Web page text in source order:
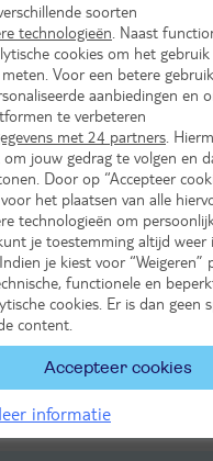
4 TUI-gasten
Alpenprimel, 2-3 pers
Alpenheide, 2-4 pers
soorten
technologieën . Naast
cookies om het
Voor een betere
aanbiedingen en
te verbeteren
met 24 partners .
jouw gedrag te volgen en
Door op “Accepteer
het plaatsen van alle
technologieën om
je toestemming altijd
. Indien je kiest voor
functionele en
cookies. Er is dan geen
content.
Accepteer cookies
informatie